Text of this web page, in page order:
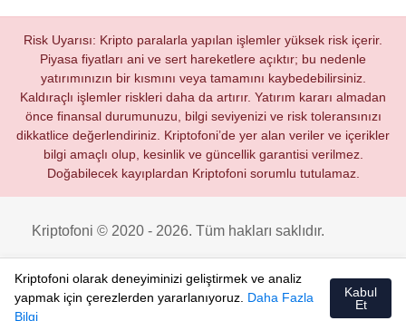
Risk Uyarısı: Kripto paralarla yapılan işlemler yüksek risk içerir.
Piyasa fiyatları ani ve sert hareketlere açıktır; bu nedenle
yatırımınızın bir kısmını veya tamamını kaybedebilirsiniz.
Kaldıraçlı işlemler riskleri daha da artırır. Yatırım kararı almadan
önce finansal durumunuzu, bilgi seviyenizi ve risk toleransınızı
dikkatlice değerlendiriniz. Kriptofoni’de yer alan veriler ve içerikler
bilgi amaçlı olup, kesinlik ve güncellik garantisi verilmez.
Doğabilecek kayıplardan Kriptofoni sorumlu tutulamaz.
Kriptofoni © 2020 - 2026. Tüm hakları saklıdır.
Kriptofoni olarak deneyiminizi geliştirmek ve analiz
yapmak için çerezlerden yararlanıyoruz. Daha Fazla
Bilgi
Kabul
Et